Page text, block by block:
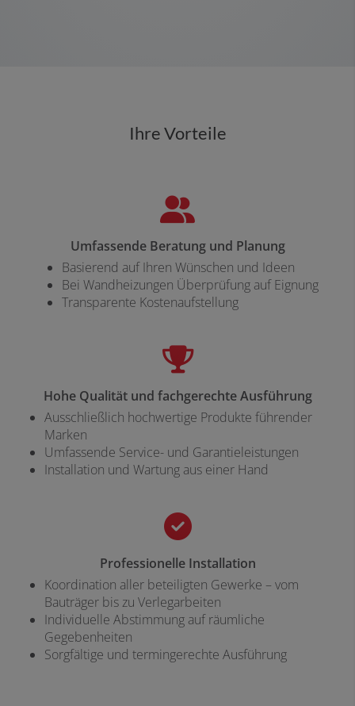
Ihre Vorteile
Umfassende Beratung und Planung
Basierend auf Ihren Wünschen und Ideen
Bei Wandheizungen Überprüfung auf Eignung
Transparente Kostenaufstellung
Hohe Qualität und fachgerechte Ausführung
Ausschließlich hochwertige Produkte führender
Marken
Umfassende Service- und Garantieleistungen
Installation und Wartung aus einer Hand
Professionelle Installation
Koordination aller beteiligten Gewerke – vom
Bauträger bis zu Verlegarbeiten
Individuelle Abstimmung auf räumliche
Gegebenheiten
Sorgfältige und termingerechte Ausführung